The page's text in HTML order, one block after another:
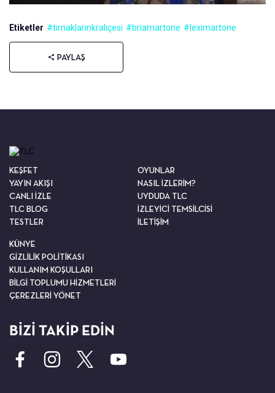
Etiketler #tırnaklarınkraliçesi #briamartone #leximartone
PAYLAŞ
KEŞFET
YAYIN AKIŞI
CANLI İZLE
TLC BLOG
TESTLER
OYUNLAR
NASIL İZLERİM?
UYDUDA TLC
İZLEYİCİ TEMSİLCİSİ
İLETİŞİM
KÜNYE
GİZLİLİK POLİTİKASI
KULLANIM KOŞULLARI
BİLGİ TOPLUMU HİZMETLERİ
ÇEREZLERİ YÖNET
BİZİ TAKİP EDİN